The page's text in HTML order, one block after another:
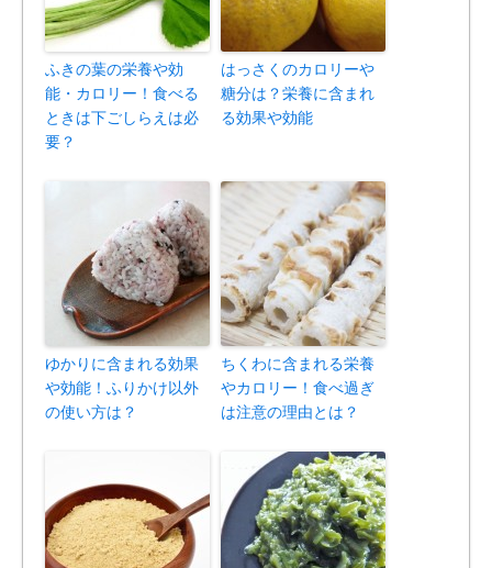
ふきの葉の栄養や効
能・カロリー！食べる
ときは下ごしらえは必
要？
はっさくのカロリーや
糖分は？栄養に含まれ
る効果や効能
ゆかりに含まれる効果
や効能！ふりかけ以外
の使い方は？
ちくわに含まれる栄養
やカロリー！食べ過ぎ
は注意の理由とは？